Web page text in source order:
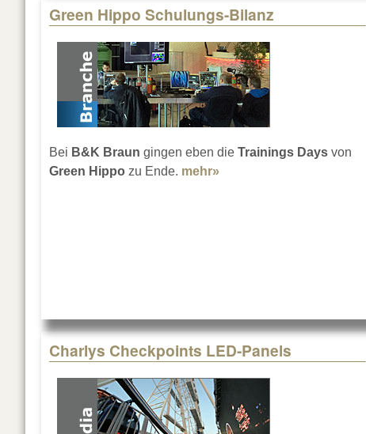
Green Hippo Schulungs-Bilanz
Bei B&K Braun gingen eben die Trainings Days von
Green Hippo zu Ende. mehr» about Green Hippo
Charlys Checkpoints LED-Panels